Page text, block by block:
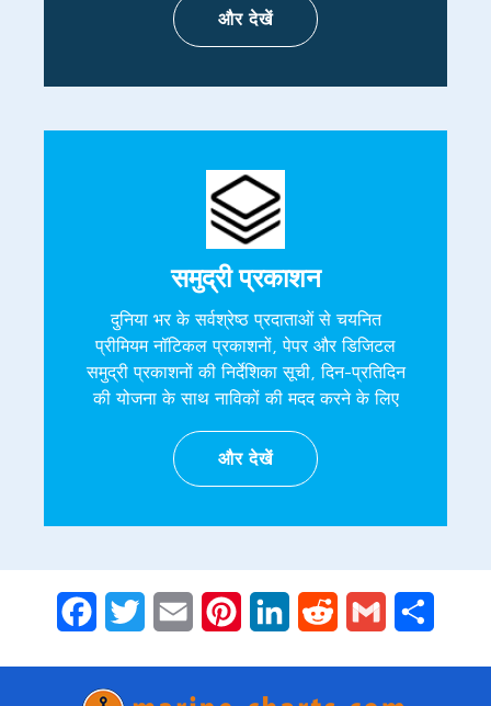
और देखें
समुद्री प्रकाशन
दुनिया भर के सर्वश्रेष्ठ प्रदाताओं से चयनित
प्रीमियम नॉटिकल प्रकाशनों, पेपर और डिजिटल
समुद्री प्रकाशनों की निर्देशिका सूची, दिन-प्रतिदिन
की योजना के साथ नाविकों की मदद करने के लिए
और देखें
FacebookTwitter Email PinterestLinkedIn Reddit Gmail